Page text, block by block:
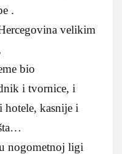
.
velikim
bio
i tvornice, i
kasnije i
nogometnoj ligi